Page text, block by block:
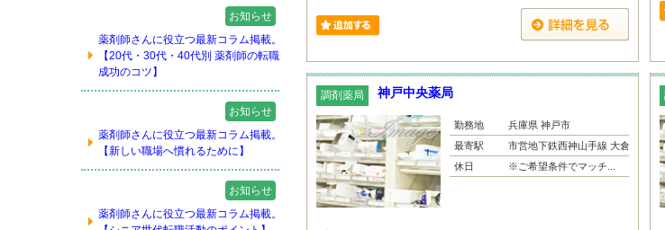
お知らせ
薬剤師さんに役立つ最新コラム掲載。
【20代・30代・40代別 薬剤師の転職
成功のコツ】
お知らせ
薬剤師さんに役立つ最新コラム掲載。
【新しい職場へ慣れるために】
お知らせ
薬剤師さんに役立つ最新コラム掲載。
調剤薬局 神戸中央薬局
勤務地
兵庫県 神戸市
最寄駅
市営地下鉄西神山手線 大倉山...
休日
※ご希望条件でマッチ...